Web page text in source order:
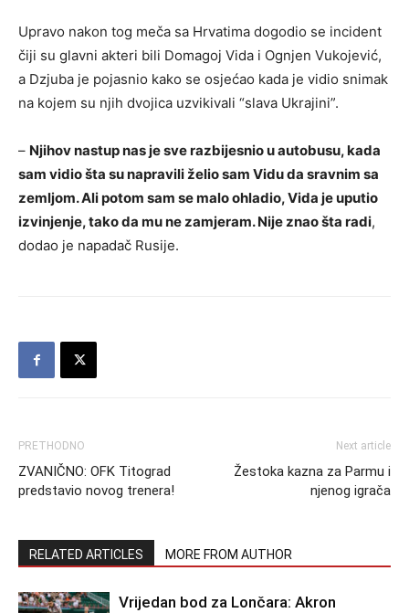
Upravo nakon tog meča sa Hrvatima dogodio se incident
čiji su glavni akteri bili Domagoj Vida i Ognjen Vukojević,
a Dzjuba je pojasnio kako se osjećao kada je vidio snimak
na kojem su njih dvojica uzvikivali “slava Ukrajini”.
– Njihov nastup nas je sve razbijesnio u autobusu, kada
sam vidio šta su napravili želio sam Vidu da sravnim sa
zemljom. Ali potom sam se malo ohladio, Vida je uputio
izvinjenje, tako da mu ne zamjeram. Nije znao šta radi,
dodao je napadač Rusije.
PRETHODNO
ZVANIČNO: OFK Titograd
predstavio novog trenera!
Next article
Žestoka kazna za Parmu i
njenog igrača
RELATED ARTICLES MORE FROM AUTHOR
Vrijedan bod za Lončara: Akron